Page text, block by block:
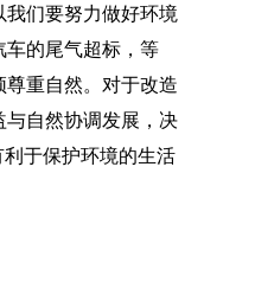
们要努力做好环境
车的尾气超标，等
重自然。对于改造
与自然协调发展，决
于保护环境的生活